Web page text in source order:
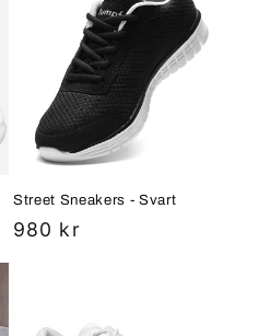
Street Sneakers - Svart
Vanlig
980 kr